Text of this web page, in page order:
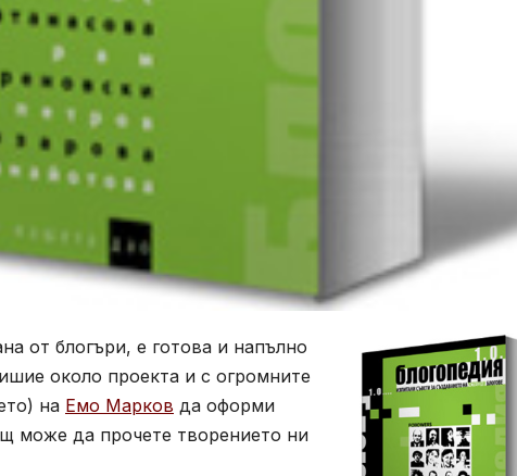
от блогъри, е готова и напълно
около проекта и с огромните
на Емо Марков да оформи
може да прочете творението ни